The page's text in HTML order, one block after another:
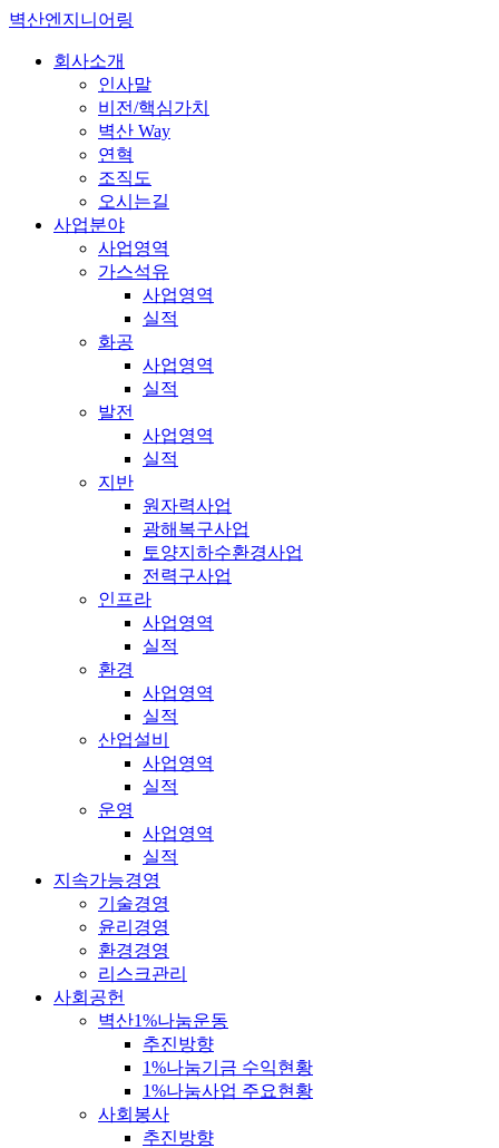
벽산엔지니어링
회사소개
인사말
비전/핵심가치
벽산 Way
연혁
조직도
오시는길
사업분야
사업영역
가스석유
사업영역
실적
화공
사업영역
실적
발전
사업영역
실적
지반
원자력사업
광해복구사업
토양지하수환경사업
전력구사업
인프라
사업영역
실적
환경
사업영역
실적
산업설비
사업영역
실적
운영
사업영역
실적
지속가능경영
기술경영
윤리경영
환경경영
리스크관리
사회공헌
벽산1%나눔운동
추진방향
1%나눔기금 수익현황
1%나눔사업 주요현황
사회봉사
추진방향